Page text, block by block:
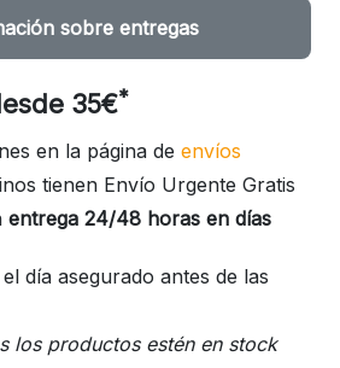
sobre entregas
35€*
en la página de envíos
tienen Envío Urgente Gratis
entrega 24/48 horas en días
día asegurado antes de las
los productos estén en stock